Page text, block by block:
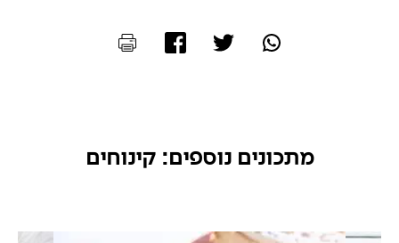
מתכונים נוספים: קינוחים